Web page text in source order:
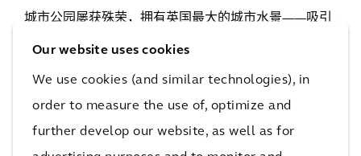
Our website uses cookies
We use cookies (and similar technologies), in
order to measure the use of, optimize and
further develop our website, as well as for
城市公园屡获殊荣，拥有英国最大的城市水景——吸引
了数以百万计的游客参观，也是布拉德福德不断重建的
40%